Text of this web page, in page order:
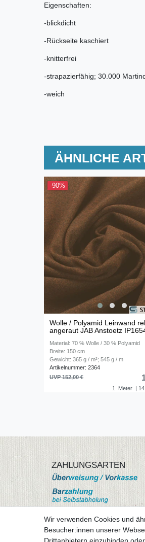
Eigenschaften:
-blickdicht
-Rückseite kaschiert
-knitterfrei
-strapazierfähig; 30.000
-weich
ÄHNLICHE
-90%
Wolle / Polyamid Leinwand
angeraut JAB Anstoetz
Material: 70 % Wolle / 30 % Polyamid
Breite: 150 cm
Gewicht: 365 g / m²; 545 g / m
Artikelnummer: 2364
1 Meter |
UVP 152,00 €
ZAHLUNGSARTEN
Wir verwenden Cookies und
Besucher:innen unserer